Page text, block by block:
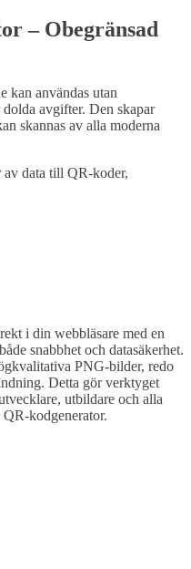
– Obegränsad
kan användas utan
avgifter. Den skapar
skannas av alla moderna
data till QR-koder,
i din webbläsare med en
snabbhet och datasäkerhet.
PNG-bilder, redo
Detta gör verktyget
utbildare och alla
QR-kodgenerator.